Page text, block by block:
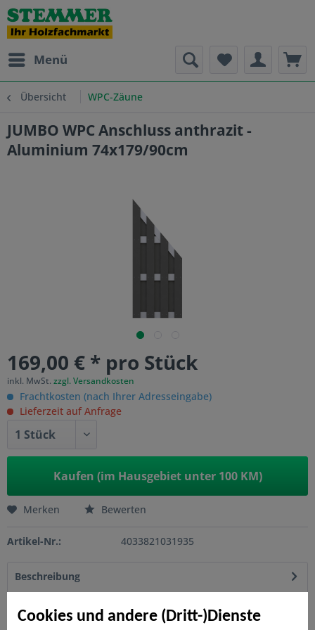
Cookies und andere (Dritt-)Dienste
Menü
Übersicht WPC-Zäune
JUMBO WPC Anschluss anthrazit -
Aluminium 74x179/90cm
169,00 € * pro Stück
inkl. MwSt. zzgl. Versandkosten
Frachtkosten (nach Ihrer Adresseingabe)
Lieferzeit auf Anfrage
Kaufen (im Hausgebiet unter 100 KM)
Merken Bewerten
Artikel-Nr.: 4033821031935
Beschreibung
Abwaschbar Anschluss-Format für einen harmonischen
Übergang Kann links oder rechts montiert...mehr